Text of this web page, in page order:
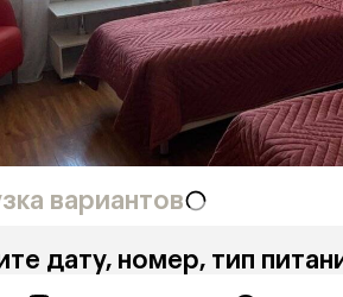
вариантов
дату, номер, тип